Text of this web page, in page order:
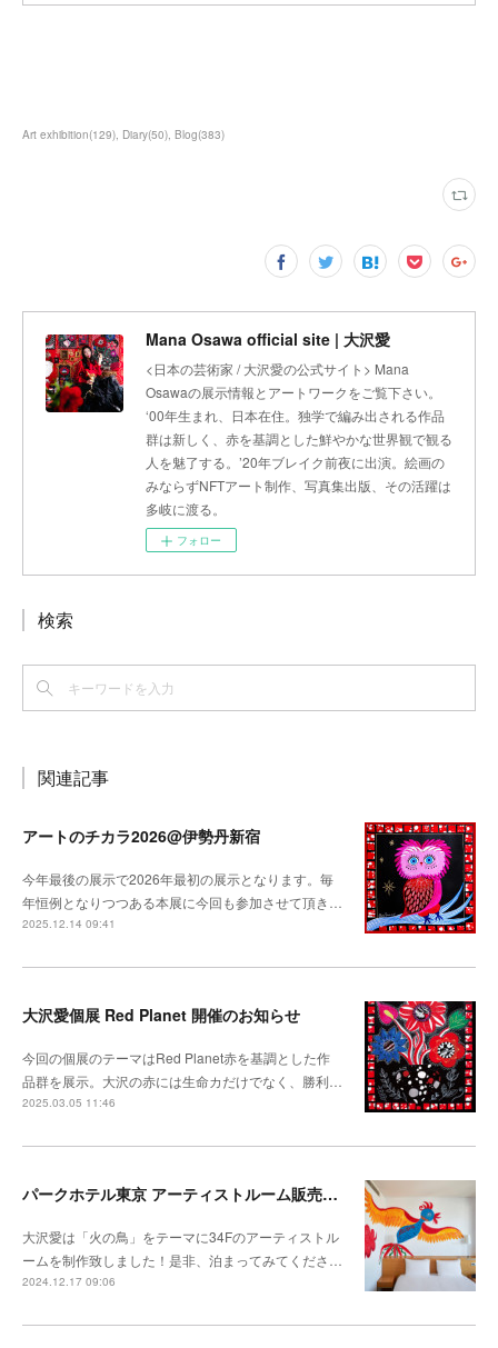
Art exhibition(129) Diary(50) Blog(383)
Mana Osawa official site | 大沢愛
<日本の芸術家 / 大沢愛の公式サイト> Mana
Osawaの展示情報とアートワークをご覧下さい。
‘00年生まれ、日本在住。独学で編み出される作品
群は新しく、赤を基調とした鮮やかな世界観で観る
人を魅了する。’20年ブレイク前夜に出演。絵画の
みならずNFTアート制作、写真集出版、その活躍は
多岐に渡る。
フォロー
検索
関連記事
アートのチカラ2026@伊勢丹新宿
今年最後の展示で2026年最初の展示となります。毎
年恒例となりつつある本展に今回も参加させて頂き…
2025.12.14 09:41
大沢愛個展 Red Planet 開催のお知らせ
今回の個展のテーマはRed Planet赤を基調とした作
品群を展示。大沢の赤には生命カだけでなく、勝利…
2025.03.05 11:46
パークホテル東京 アーティストルーム販売開始
大沢愛は「火の鳥」をテーマに34Fのアーティストル
ームを制作致しました！是非、泊まってみてくださ…
2024.12.17 09:06